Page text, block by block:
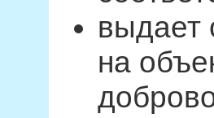
выдает
на